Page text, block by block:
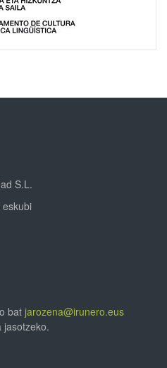
S.L.
bat jarozena@irunero.eus
jasotzeko.